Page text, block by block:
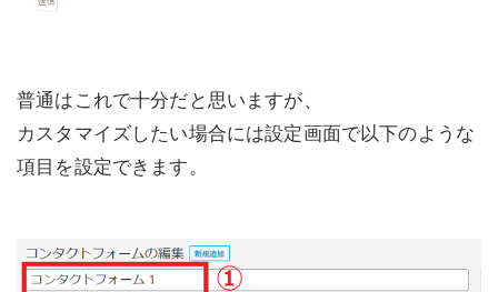
普通はこれで十分だと思いますが、
カスタマイズしたい場合には設定画面で以下のような
項目を設定できます。